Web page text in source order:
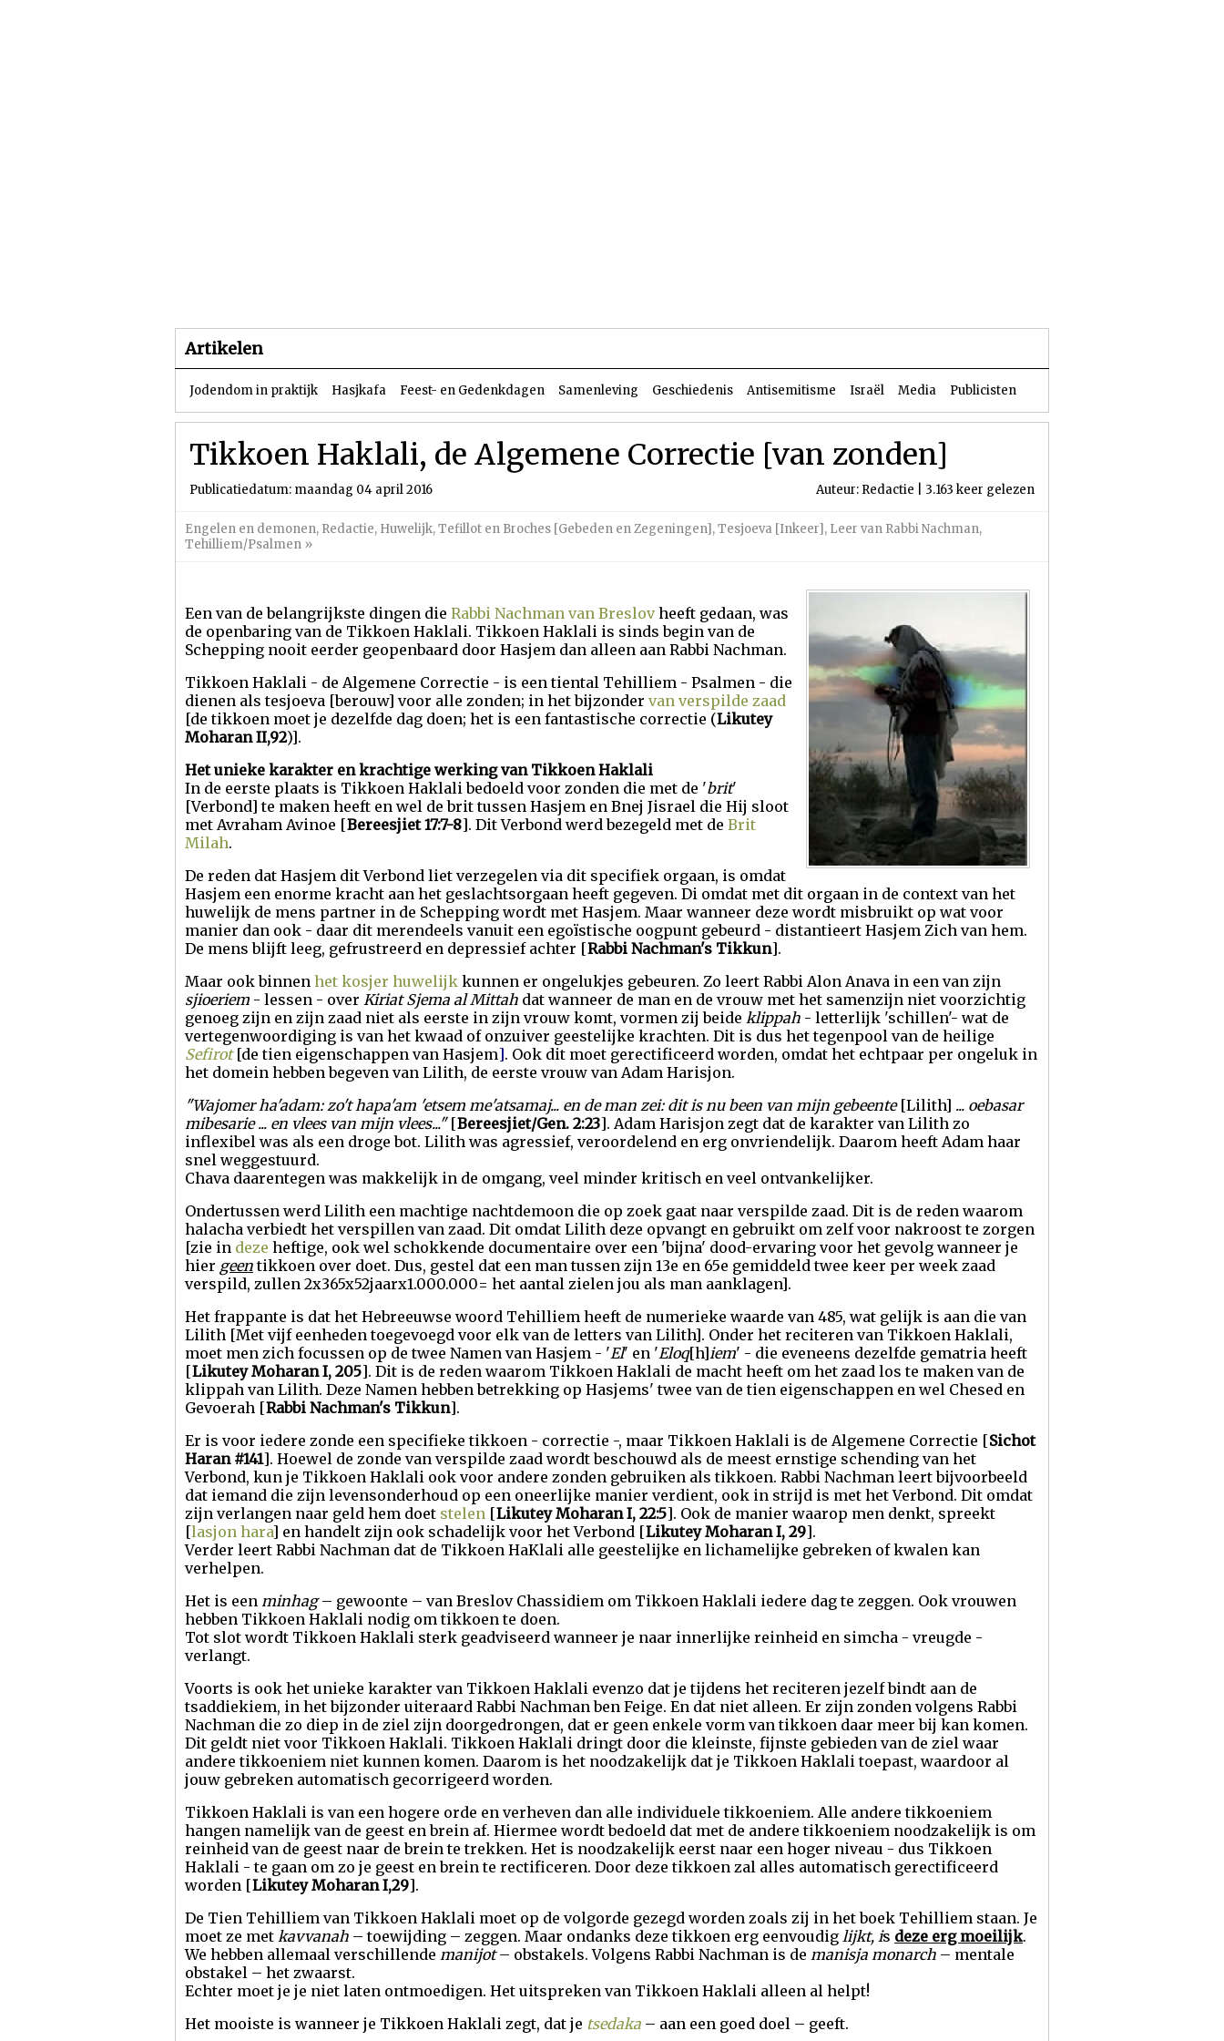
Artikelen
Jodendom in praktijk Hasjkafa Feest- en Gedenkdagen Samenleving Geschiedenis Antisemitisme Israël Media Publicisten
Tikkoen Haklali, de Algemene Correctie [van zonden]
Publicatiedatum: maandag 04 april 2016 Auteur: Redactie | 3.163 keer gelezen
Engelen en demonen, Redactie, Huwelijk,Tefillot en Broches [Gebeden en Zegeningen],Tesjoeva [Inkeer], Leer van Rabbi Nachman,
Tehilliem/Psalmen »
Een van de belangrijkste dingen die Rabbi Nachman van Breslovheeft gedaan, was
de openbaring van de Tikkoen Haklali. Tikkoen Haklali is sinds begin van de
Schepping nooit eerder geopenbaard door Hasjem dan alleen aan Rabbi Nachman.
Tikkoen Haklali - de Algemene Correctie - is een tiental Tehilliem - Psalmen - die
dienen als tesjoeva [berouw] voor alle zonden; in het bijzonder van verspilde zaad
[de tikkoen moet je dezelfde dag doen; het is een fantastische correctie (Likutey
Moharan II,92)].
Het unieke karakter en krachtige werking van Tikkoen Haklali
In de eerste plaats is Tikkoen Haklali bedoeld voor zonden die met de 'brit'
[Verbond] te maken heeft en wel de brit tussen Hasjem en Bnej Jisrael die Hij sloot
met Avraham Avinoe [Bereesjiet 17:7-8]. Dit Verbond werd bezegeld met de Brit
Milah.
De reden dat Hasjem dit Verbond liet verzegelen via dit specifiek orgaan, is omdat
Hasjem een enorme kracht aan het geslachtsorgaan heeft gegeven. Di omdat met dit orgaan in de context van het
huwelijk de mens partner in de Schepping wordt met Hasjem. Maar wanneer deze wordt misbruikt op wat voor
manier dan ook - daar dit merendeels vanuit een egoïstische oogpunt gebeurd - distantieert Hasjem Zich van hem.
De mens blijft leeg, gefrustreerd en depressief achter [Rabbi Nachman's Tikkun].
Maar ook binnen het kosjer huwelijk kunnen er ongelukjes gebeuren. Zo leert Rabbi Alon Anava in een van zijn
sjioeriem - lessen - over Kiriat Sjema al Mittah dat wanneer de man en de vrouw met het samenzijn niet voorzichtig
genoeg zijn en zijn zaad niet als eerste in zijn vrouw komt, vormen zij beide klippah - letterlijk 'schillen'- wat de
vertegenwoordiging is van het kwaad of onzuiver geestelijke krachten. Dit is dus het tegenpool van de heilige
Sefirot[de tien eigenschappen van Hasjem]. Ook dit moet gerectificeerd worden, omdat het echtpaar per ongeluk in
het domein hebben begeven van Lilith, de eerste vrouw van Adam Harisjon.
"Wajomer ha'adam: zo't hapa'am 'etsem me'atsamaj... en de man zei: dit is nu been van mijn gebeente[Lilith] ... oebasar
mibesarie ... en vlees van mijn vlees..."[Bereesjiet/Gen. 2:23]. Adam Harisjon zegt dat de karakter van Lilith zo
inflexibel was als een droge bot. Lilith was agressief, veroordelend en erg onvriendelijk. Daarom heeft Adam haar
snel weggestuurd.
Chava daarentegen was makkelijk in de omgang, veel minder kritisch en veel ontvankelijker.
Ondertussen werd Lilith een machtige nachtdemoon die op zoek gaat naar verspilde zaad. Dit is de reden waarom
halacha verbiedt het verspillen van zaad. Dit omdat Lilith deze opvangt en gebruikt om zelf voor nakroost te zorgen
[zie in deze heftige, ook wel schokkende documentaire over een 'bijna' dood-ervaring voor het gevolg wanneer je
hier geentikkoen over doet. Dus, gestel dat een man tussen zijn 13e en 65e gemiddeld twee keer per week zaad
verspild, zullen 2x365x52jaarx1.000.000= het aantal zielen jou als man aanklagen].
Het frappante is dat het Hebreeuwse woord Tehilliem heeft de numerieke waarde van 485, wat gelijk is aan die van
Lilith [Met vijf eenheden toegevoegd voor elk van de letters van Lilith]. Onder het reciteren van Tikkoen Haklali,
moet men zich focussen op de twee Namen van Hasjem - 'El' en 'Eloq[h]iem' - die eveneens dezelfde gematria heeft
[Likutey Moharan I, 205]. Dit is de reden waarom Tikkoen Haklali de macht heeft om het zaad los te maken van de
klippah van Lilith. Deze Namen hebben betrekking op Hasjems' twee van de tien eigenschappen en wel Chesed en
Gevoerah [Rabbi Nachman's Tikkun].
Er is voor iedere zonde een specifieke tikkoen - correctie -, maar Tikkoen Haklali is de Algemene Correctie [Sichot
Haran #141]. Hoewel de zonde van verspilde zaad wordt beschouwd als de meest ernstige schending van het
Verbond, kun je Tikkoen Haklali ook voor andere zonden gebruiken als tikkoen. Rabbi Nachman leert bijvoorbeeld
dat iemand die zijn levensonderhoud op een oneerlijke manier verdient, ook in strijd is met het Verbond. Dit omdat
zijn verlangen naar geld hem doet stelen [Likutey Moharan I, 22:5]. Ook de manier waarop men denkt, spreekt
[lasjon hara] en handelt zijn ook schadelijk voor het Verbond [Likutey Moharan I, 29].
Verder leert Rabbi Nachman dat de Tikkoen HaKlali alle geestelijke en lichamelijke gebreken of kwalen kan
verhelpen.
Het is een minhag– gewoonte – van Breslov Chassidiem om Tikkoen Haklali iedere dag te zeggen. Ook vrouwen
hebben Tikkoen Haklali nodig om tikkoen te doen.
Tot slot wordt Tikkoen Haklali sterk geadviseerd wanneer je naar innerlijke reinheid en simcha - vreugde -
verlangt.
Voorts is ook het unieke karakter van Tikkoen Haklali evenzo dat je tijdens het reciteren jezelf bindt aan de
tsaddiekiem, in het bijzonder uiteraard Rabbi Nachman ben Feige. En dat niet alleen. Er zijn zonden volgens Rabbi
Nachman die zo diep in de ziel zijn doorgedrongen, dat er geen enkele vorm van tikkoen daar meer bij kan komen.
Dit geldt niet voor Tikkoen Haklali. Tikkoen Haklali dringt door die kleinste, fijnste gebieden van de ziel waar
andere tikkoeniem niet kunnen komen. Daarom is het noodzakelijk dat je Tikkoen Haklali toepast, waardoor al
jouw gebreken automatisch gecorrigeerd worden.
Tikkoen Haklali is van een hogere orde en verheven dan alle individuele tikkoeniem. Alle andere tikkoeniem
hangen namelijk van de geest en brein af. Hiermee wordt bedoeld dat met de andere tikkoeniem noodzakelijk is om
reinheid van de geest naar de brein te trekken. Het is noodzakelijk eerst naar een hoger niveau - dus Tikkoen
Haklali - te gaan om zo je geest en brein te rectificeren. Door deze tikkoen zal alles automatisch gerectificeerd
worden [Likutey Moharan I,29].
De Tien Tehilliem van Tikkoen Haklali moet op de volgorde gezegd worden zoals zij in het boek Tehilliem staan. Je
moet ze met kavvanah – toewijding – zeggen. Maar ondanks deze tikkoen erg eenvoudig lijkt, is deze erg moeilijk.
We hebben allemaal verschillende manijot– obstakels. Volgens Rabbi Nachman is de manisja monarch – mentale
obstakel – het zwaarst.
Echter moet je je niet laten ontmoedigen. Het uitspreken van Tikkoen Haklali alleen al helpt!
Het mooiste is wanneer je Tikkoen Haklali zegt, dat je tsedaka – aan een goed doel – geeft.